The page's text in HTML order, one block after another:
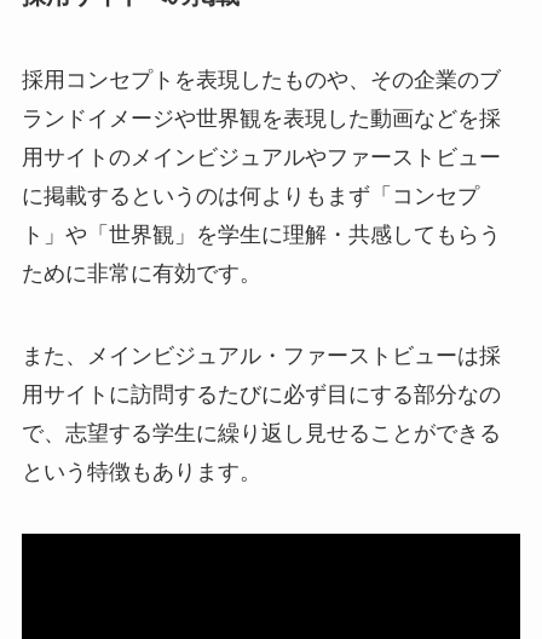
採用コンセプトを表現したものや、その企業のブ
ランドイメージや世界観を表現した動画などを採
用サイトのメインビジュアルやファーストビュー
に掲載するというのは何よりもまず「コンセプ
ト」や「世界観」を学生に理解・共感してもらう
ために非常に有効です。
また、メインビジュアル・ファーストビューは採
用サイトに訪問するたびに必ず目にする部分なの
で、志望する学生に繰り返し見せることができる
という特徴もあります。